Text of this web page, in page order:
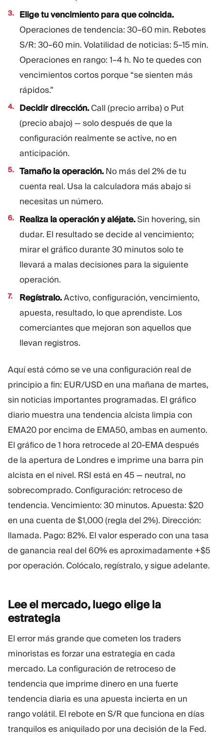
Elige tu vencimiento para que coincida.
Operaciones de tendencia: 30–60 min. Rebotes
S/R: 30–60 min. Volatilidad de noticias: 5–15 min.
Operaciones en rango: 1–4 h. No te quedes con
vencimientos cortos porque “se sienten más
rápidos.”
Decidir dirección.Call (precio arriba) o Put
(precio abajo) — solo después de que la
configuración realmente se active, no en
anticipación.
Tamaño la operación.No más del 2% de tu
cuenta real. Usa la calculadora más abajo si
necesitas un número.
Realiza la operación y aléjate.Sin hovering, sin
dudar. El resultado se decide al vencimiento;
mirar el gráfico durante 30 minutos solo te
llevará a malas decisiones para la siguiente
operación.
Regístralo.Activo, configuración, vencimiento,
apuesta, resultado, lo que aprendiste. Los
comerciantes que mejoran son aquellos que
llevan registros.
Aquí está cómo se ve una configuración real de
principio a fin: EUR/USD en una mañana de martes,
sin noticias importantes programadas. El gráfico
diario muestra una tendencia alcista limpia con
EMA20 por encima de EMA50, ambas en aumento.
El gráfico de 1 hora retrocede al 20-EMA después
de la apertura de Londres e imprime una barra pin
alcista en el nivel. RSI está en 45 — neutral, no
sobrecomprado. Configuración: retroceso de
tendencia. Vencimiento: 30 minutos. Apuesta: $20
en una cuenta de $1,000 (regla del 2%). Dirección:
llamada. Pago: 82%. El valor esperado con una tasa
de ganancia real del 60% es aproximadamente +$5
por operación. Colócalo, regístralo, y sigue adelante.
Lee el mercado, luego elige la
estrategia
El error más grande que cometen los traders
minoristas es forzar una estrategia en cada
mercado. La configuración de retroceso de
tendencia que imprime dinero en una fuerte
tendencia diaria es una apuesta incierta en un
rango volátil. El rebote en S/R que funciona en días
tranquilos es aniquilado por una decisión de la Fed.